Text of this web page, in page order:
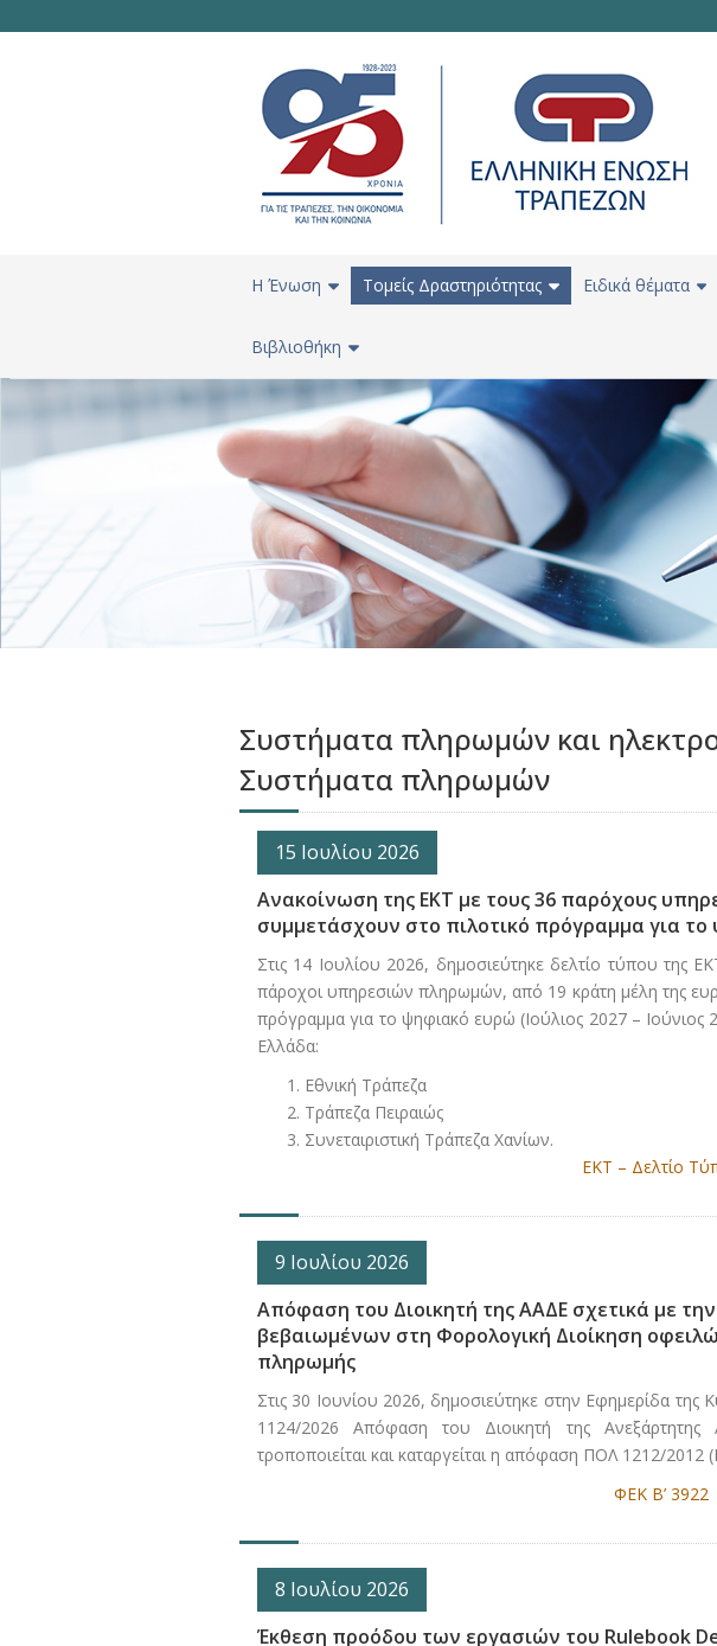
H Ένωση Τομείς Δραστηριότητας Ειδικά θέματα
Βιβλιοθήκη
Συστήματα πληρωμών και
Συστήματα πληρωμών
15 Ιουλίου 2026
Ανακοίνωση της ΕΚΤ με τους 36 παρόχους
συμμετάσχουν στο πιλοτικό πρόγραμμα για
Στις 14 Ιουλίου 2026, δημοσιεύτηκε δελτίο τύπου της
πάροχοι υπηρεσιών πληρωμών, από 19 κράτη μέλη της
πρόγραμμα για το ψηφιακό ευρώ (Ιούλιος 2027 –
Ελλάδα:
Εθνική Τράπεζα
Τράπεζα Πειραιώς
Συνεταιριστική Τράπεζα Χανίων.
ΕΚΤ – Δελτίο
9 Ιουλίου 2026
Απόφαση του Διοικητή της ΑΑΔΕ σχετικά με
βεβαιωμένων στη Φορολογική Διοίκηση
πληρωμής
Στις 30 Ιουνίου 2026, δημοσιεύτηκε στην Εφημερίδα
1124/2026 Απόφαση του Διοικητή της
τροποποιείται και καταργείται η απόφαση ΠΟΛ 1212/2012
ΦΕΚ Β’ 3922
8 Ιουλίου 2026
Έκθεση προόδου των εργασιών του Rulebook